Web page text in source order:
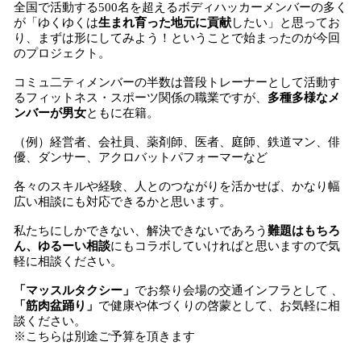
全国で活動する500名を超えるボディハッカーメンバーの多く
が「ゆくゆくは生まれ育った地元に貢献したい」と思ってお
り、まずは形にしてみよう！ということで始まったのが今回
のプロジェクト。
コミュ二ティメンバーの半数は普段トレーナーとして活動す
るフィットネス・スポーツ関係の職業ですが、 多種多様なメ
ンバーが男女ともに在籍。
（例）経営者、会社員、薬剤師、医者、庭師、鉄道マン、俳
優、ダンサー、アクロバットパフォーマーなど
各々のスキルや経験、人とのつながりを活かせば、かなり幅
広い相談にも対応できるかと思います。
私たちにしかできない、解決できないであろう 難題はもちろ
ん、ゆるーい相談にもコラボしていければと思いますので気
軽に相談ください。
「マッスルタクシー」 でお祭り会場の交通インフラとして 、
「筋肉盆踊り」 で健康や体づくりの啓蒙として、お気軽に相
談ください。
※こちらは別途ご予算を頂きます